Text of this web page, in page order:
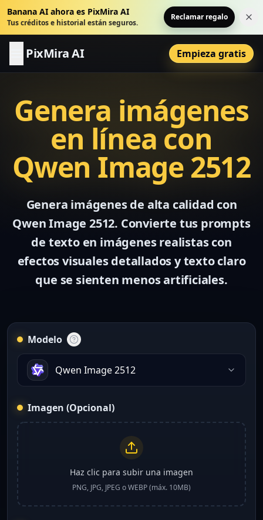
Banana AI ahora es PixMira AI
Tus créditos e historial están seguros.
Reclamar regalo
PixMira AI Empieza gratis
Genera imágenes
en línea con
Qwen Image 2512
Genera imágenes de alta calidad con
Qwen Image 2512. Convierte tus prompts
de texto en imágenes realistas con
efectos visuales detallados y texto claro
que se sienten menos artificiales.
Modelo
Qwen Image 2512
Imagen (Opcional)
Haz clic para subir una imagen
PNG, JPG, JPEG o WEBP (máx. 10MB)